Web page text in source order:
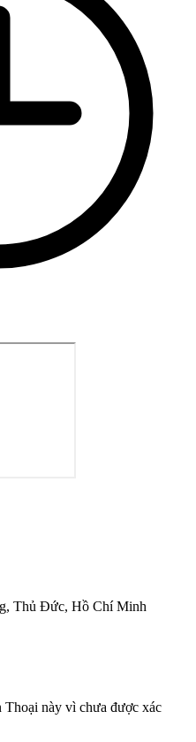
Thủ Đức, Hồ Chí Minh
này vì chưa được xác